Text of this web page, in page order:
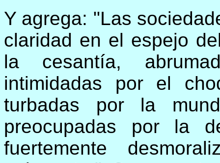
Y agrega: "Las
claridad en el espejo
la cesantía,
intimidadas por el
turbadas por la
preocupadas por la
fuertemente